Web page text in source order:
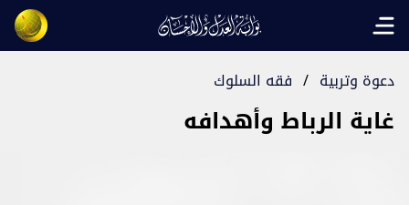
Open main menu
دعوة وتربية / فقه السلوك
غاية الرباط وأهدافه